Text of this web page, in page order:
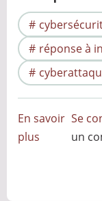
réponse à
En savoir
plus
Se
un